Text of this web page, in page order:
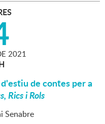
2021
de contes per a
Rics i Rols
Senabre